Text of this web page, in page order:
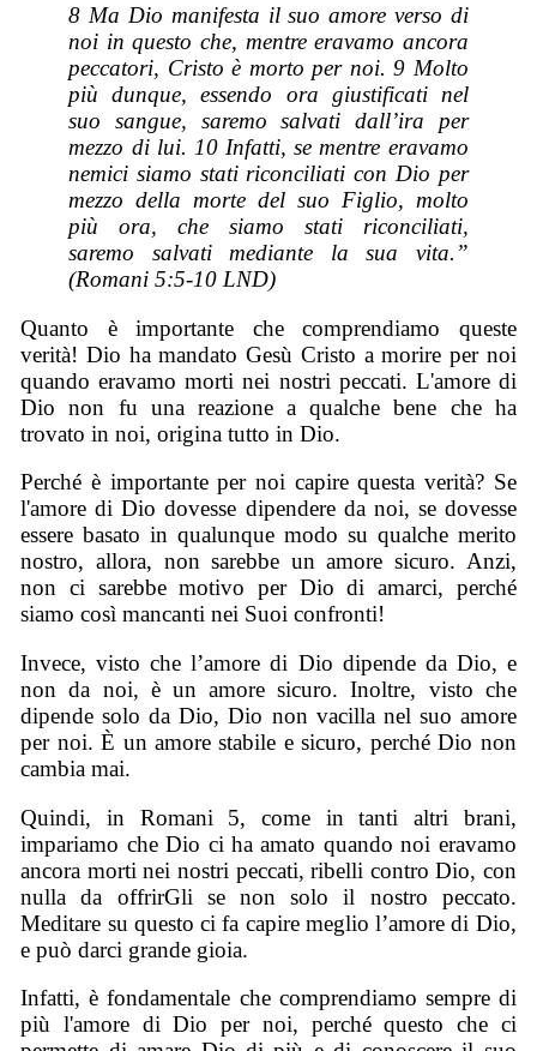
8 Ma Dio manifesta il suo amore verso di
noi in questo che, mentre eravamo ancora
peccatori, Cristo è morto per noi. 9 Molto
più dunque, essendo ora giustificati nel
suo sangue, saremo salvati dall’ira per
mezzo di lui. 10 Infatti, se mentre eravamo
nemici siamo stati riconciliati con Dio per
mezzo della morte del suo Figlio, molto
più ora, che siamo stati riconciliati,
saremo salvati mediante la sua vita.”
(Romani 5:5-10 LND)
Quanto è importante che comprendiamo queste
verità! Dio ha mandato Gesù Cristo a morire per noi
quando eravamo morti nei nostri peccati. L'amore di
Dio non fu una reazione a qualche bene che ha
trovato in noi, origina tutto in Dio.
Perché è importante per noi capire questa verità? Se
l'amore di Dio dovesse dipendere da noi, se dovesse
essere basato in qualunque modo su qualche merito
nostro, allora, non sarebbe un amore sicuro. Anzi,
non ci sarebbe motivo per Dio di amarci, perché
siamo così mancanti nei Suoi confronti!
Invece, visto che l’amore di Dio dipende da Dio, e
non da noi, è un amore sicuro. Inoltre, visto che
dipende solo da Dio, Dio non vacilla nel suo amore
per noi. È un amore stabile e sicuro, perché Dio non
cambia mai.
Quindi, in Romani 5, come in tanti altri brani,
impariamo che Dio ci ha amato quando noi eravamo
ancora morti nei nostri peccati, ribelli contro Dio, con
nulla da offrirGli se non solo il nostro peccato.
Meditare su questo ci fa capire meglio l’amore di Dio,
e può darci grande gioia.
Infatti, è fondamentale che comprendiamo sempre di
più l'amore di Dio per noi, perché questo che ci